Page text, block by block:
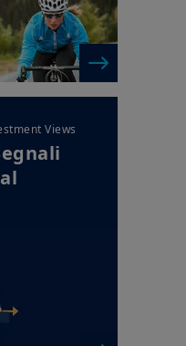
Views